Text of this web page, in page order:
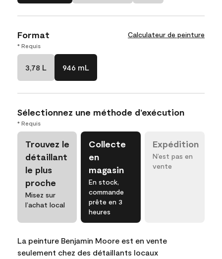
Format Calculateur de peinture
* Requis
3,78 L 946 mL
Sélectionnez une méthode d’exécution
* Requis
Trouvez le
détaillant
le plus
proche
Misez sur
l’achat local
Collecte
en
magasin
En stock,
commande
prête en 3
heures
Expédition
N’est pas en
vente
La peinture Benjamin Moore est en vente
seulement chez des détaillants locaux